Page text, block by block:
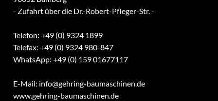
- Zufahrt über die Dr.-Robert-Pfleger-Str. -
Telefon: +49 (0) 9324 1899
Telefax: +49 (0) 9324 980-847
WhatsApp: +49 (0) 159 01677117
E-Mail: info@gehring-baumaschinen.de
www.gehring-baumaschinen.de